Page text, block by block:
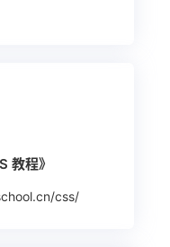
教程》
css/